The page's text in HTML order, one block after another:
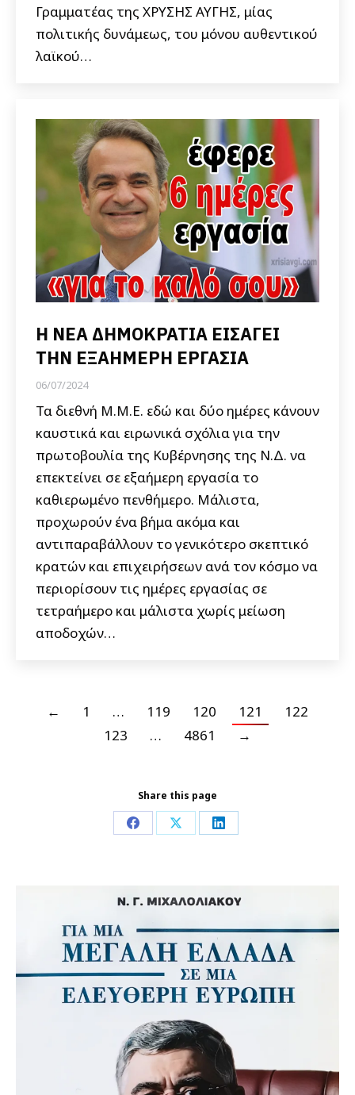
Γραμματέας της ΧΡΥΣΗΣ ΑΥΓΗΣ, μίας
πολιτικής δυνάμεως, του μόνου αυθεντικού
λαϊκού…
Η ΝΕΑ ΔΗΜΟΚΡΑΤΙΑ ΕΙΣΑΓΕΙ
ΤΗΝ ΕΞΑΗΜΕΡΗ ΕΡΓΑΣΙΑ
06/07/2024
Τα διεθνή Μ.Μ.Ε. εδώ και δύο ημέρες κάνουν
καυστικά και ειρωνικά σχόλια για την
πρωτοβουλία της Κυβέρνησης της Ν.Δ. να
επεκτείνει σε εξαήμερη εργασία το
καθιερωμένο πενθήμερο. Μάλιστα,
προχωρούν ένα βήμα ακόμα και
αντιπαραβάλλουν το γενικότερο σκεπτικό
κρατών και επιχειρήσεων ανά τον κόσμο να
περιορίσουν τις ημέρες εργασίας σε
τετραήμερο και μάλιστα χωρίς μείωση
αποδοχών…
← 1 … 119 120 121
122
123
… 4861 →
Share this page
Share Share Share